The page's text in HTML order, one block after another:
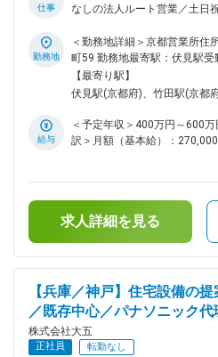
るため、「事務職」の枠を超
ー！／ ・当社は、パナソニ
て、西日本／関西エリアNo.1
す。 ・設備提案だけでなく、
行えることも同社ならでは。
「大五」という市場認知度の
す。 変更の範囲：会社の定
仕事
なしの法人ルート営業／土日
う住宅設備（システムキッチ
ど）のご提案をお任せします。 ■業務詳細： ◎主な業務
売店や工務店などへの訪問、
における物件情報の取得 ・ご
ション管理会社など ・担当：
件の商談を対応します ※テレ
て、住宅設備を検討します。
い」「コンパクトサイズのキ
頼内容も様々。 ・お客様のご
ら、製品のご提案を行います。 ■教育体制： ＜入社直後＞ ・
お得意先へ訪問し、商談や提
一人で提案していただくこと
ていただきながら、少しずつ独
以外にも＞ ・営業だけでなく
層別研修や、資格取得の支援
はなく人物面も含めた評価制
勤務地
＜勤務地詳細＞京都営業所住
町59 勤務地最寄駅：伏見駅受
の範囲：会社の定める事業所
【最寄り駅】
伏見駅(京都府)、竹田駅(京都
給与
＜予定年収＞400万円～600
訳＞月額（基本給）：
勤続給、資格手当、役職手
万円／31歳／月給36万円（主
給30万円賃金はあくまでも目
記です。
求人詳細を見る
【兵庫／神戸】住宅設備の
／既存中心／パナソニック代
株式会社大五
正社員 転勤なし